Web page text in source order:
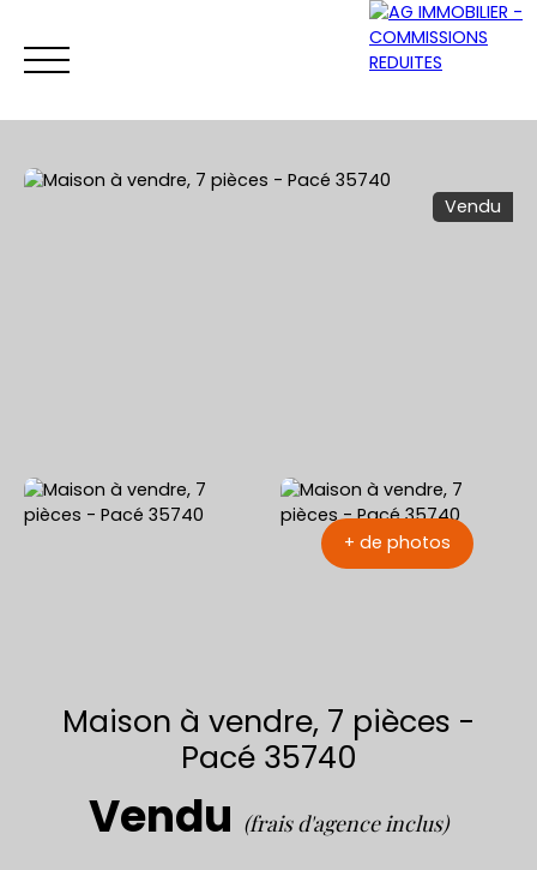
Vendu
+ de photos
Maison à vendre, 7 pièces -
Pacé 35740
Vendu (frais d'agence inclus)